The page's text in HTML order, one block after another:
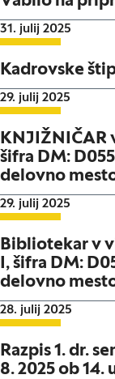
Datum objave:
31. julij 2025
Kadrovske
Datum objave:
29. julij 2025
KNJIŽNIČAR
šifra DM:
delovno
Datum objave:
29. julij 2025
Bibliotekar v
I, šifra DM:
delovno
Datum objave:
28. julij 2025
Razpis 1. dr.
8. 2025 ob 14.